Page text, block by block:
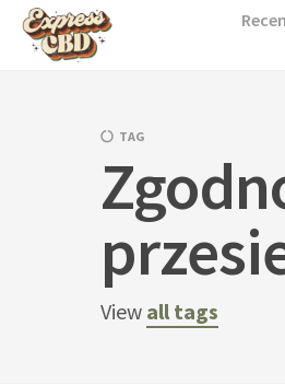
Skip
TAG
View all tags